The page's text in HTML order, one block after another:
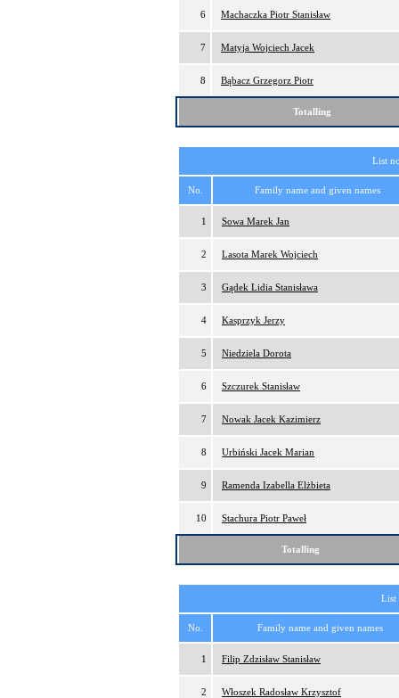
6 Machaczka Piotr Stanisław
7 Matyja Wojciech Jacek
8 Bąbacz Grzegorz Piotr
Totalling
List
No. Family name and given names
1 Sowa Marek Jan
2 Lasota Marek Wojciech
3 Gądek Lidia Stanisława
4 Kasprzyk Jerzy
5 Niedziela Dorota
6 Szczurek Stanisław
7 Nowak Jacek Kazimierz
8 Urbiński Jacek Marian
9 Ramenda Izabella Elżbieta
10 Stachura Piotr Paweł
Totalling
List
No. Family name and given names
1 Filip Zdzisław Stanisław
2 Włoszek Radosław Krzysztof